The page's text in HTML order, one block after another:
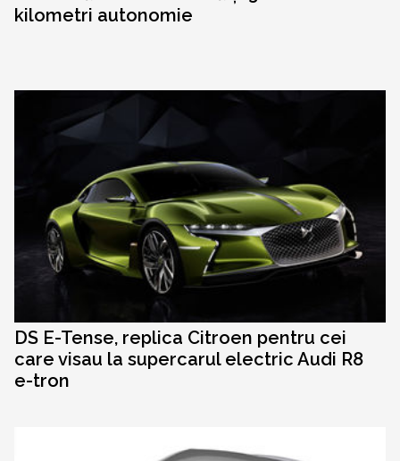
kilometri autonomie
DS E-Tense, replica Citroen pentru cei
care visau la supercarul electric Audi R8
e-tron